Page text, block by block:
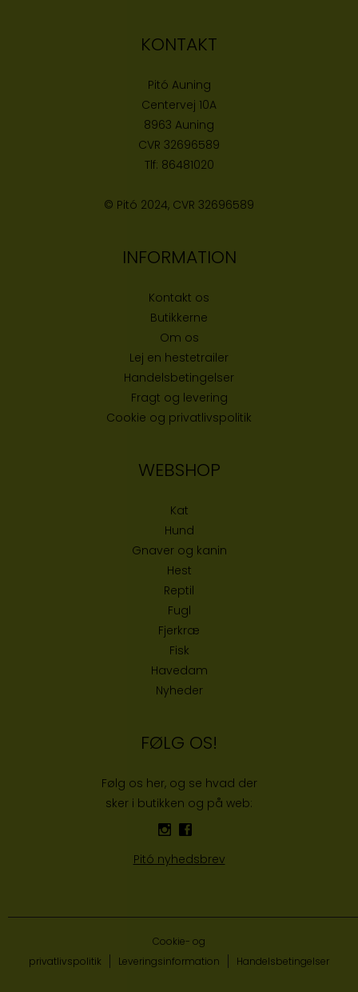
KONTAKT
Pitó Auning
Centervej 10A
8963 Auning
CVR 32696589
Tlf: 86481020
© Pitó 2024, CVR 32696589
INFORMATION
Kontakt os
Butikkerne
Om os
Lej en hestetrailer
Handelsbetingelser
Fragt og levering
Cookie og privatlivspolitik
WEBSHOP
Kat
Hund
Gnaver og kanin
Hest
Reptil
Fugl
Fjerkræ
Fisk
Havedam
Nyheder
FØLG OS!
Følg os her, og se hvad der
sker i butikken og på web:
Pitó nyhedsbrev
Cookie- og
privatlivspolitik
Leveringsinformation Handelsbetingelser